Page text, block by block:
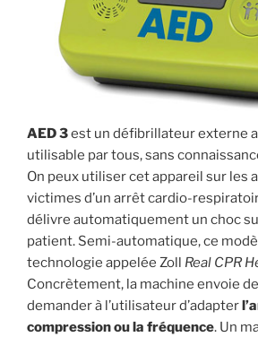
AED 3est un défibrillateur externe
utilisable par tous, sans
On peux utiliser cet appareil sur les
victimes d’un arrêt cardio-
délivre automatiquement un choc
patient. Semi-automatique, ce
technologie appelée Zoll Real CPR
Concrètement, la machine envoie
demander à l’utilisateur d’adapter
compression ou la fréquence. Un